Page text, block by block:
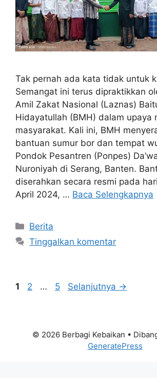
Tak pernah ada kata tidak untuk
Semangat ini terus dipraktikkan
Amil Zakat Nasional (Laznas)
Hidayatullah (BMH) dalam upaya
masyarakat. Kali ini, BMH
bantuan sumur bor dan tempat
Pondok Pesantren (Ponpes)
Nuroniyah di Serang, Banten.
diserahkan secara resmi pada
April 2024, … Baca Selengkapnya
Kategori
Berita
Tinggalkan komentar
Halaman
1 Halaman
2 … Halaman
5 Selanjutnya →
© 2026 Berbagi Kebaikan •
GeneratePress